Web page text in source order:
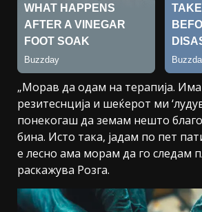
„Морав да одам на терапија.
резитеснција и шеќерот ми
понекогаш да земам нешто
бина. Исто така, јадам по пет
е лесно ама морам да го следам
раскажува Розга.